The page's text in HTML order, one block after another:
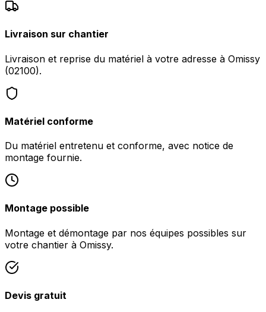
Livraison sur chantier
Livraison et reprise du matériel à votre adresse à Omissy
(02100).
Matériel conforme
Du matériel entretenu et conforme, avec notice de
montage fournie.
Montage possible
Montage et démontage par nos équipes possibles sur
votre chantier à Omissy.
Devis gratuit